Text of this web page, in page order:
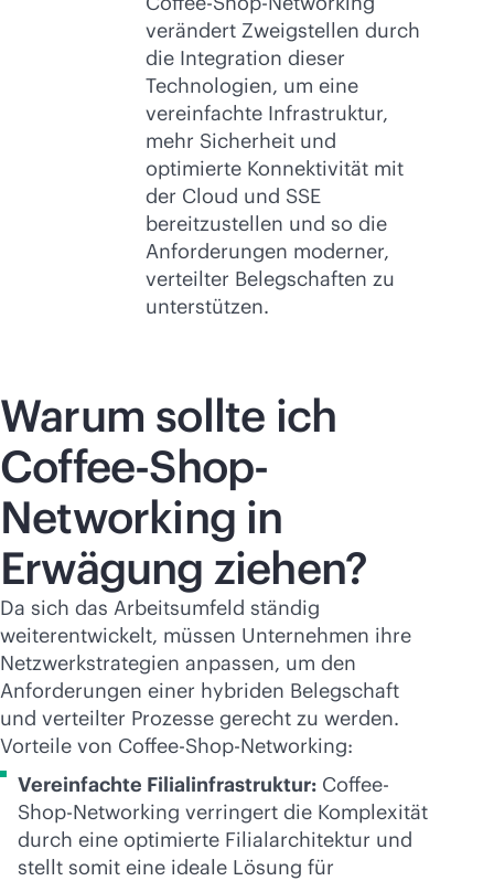
verändert Zweigstellen durch
die Integration dieser
Technologien, um eine
vereinfachte Infrastruktur,
mehr Sicherheit und
optimierte Konnektivität mit
der Cloud und SSE
bereitzustellen und so die
Anforderungen moderner,
verteilter Belegschaften zu
unterstützen.
Warum sollte ich
Coffee-Shop-
Networking in
Erwägung ziehen?
Da sich das Arbeitsumfeld ständig
weiterentwickelt, müssen Unternehmen ihre
Netzwerkstrategien anpassen, um den
Anforderungen einer hybriden Belegschaft
und verteilter Prozesse gerecht zu werden.
Vorteile von Coffee-Shop-Networking:
Vereinfachte Filialinfrastruktur: Coffee-
Shop-Networking verringert die Komplexität
durch eine optimierte Filialarchitektur und
stellt somit eine ideale Lösung für